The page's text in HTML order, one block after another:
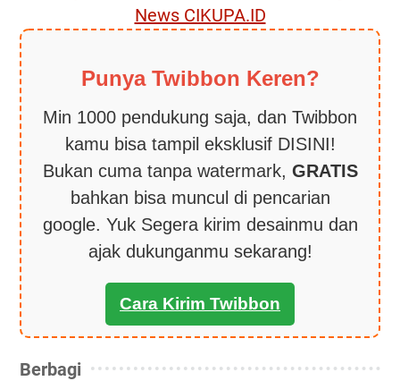
News CIKUPA.ID
Punya Twibbon Keren?
Min 1000 pendukung saja, dan Twibbon
kamu bisa tampil eksklusif DISINI!
Bukan cuma tanpa watermark, GRATIS
bahkan bisa muncul di pencarian
google. Yuk Segera kirim desainmu dan
ajak dukunganmu sekarang!
Cara Kirim Twibbon
Berbagi